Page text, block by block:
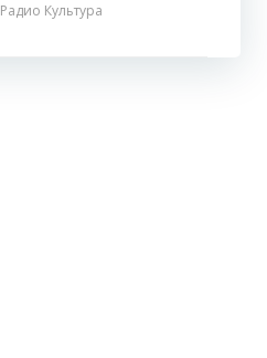
Радио Культура